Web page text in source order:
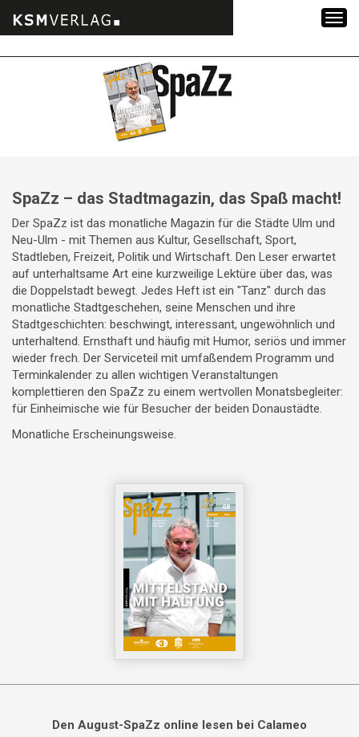
SpaZz – das Stadtmagazin, das Spaß macht!
Der SpaZz ist das monatliche Magazin für die Städte Ulm und
Neu-Ulm - mit Themen aus Kultur, Gesellschaft, Sport,
Stadtleben, Freizeit, Politik und Wirtschaft. Den Leser erwartet
auf unterhaltsame Art eine kurzweilige Lektüre über das, was
die Doppelstadt bewegt. Jedes Heft ist ein "Tanz" durch das
monatliche Stadtgeschehen, seine Menschen und ihre
Stadtgeschichten: beschwingt, interessant, ungewöhnlich und
unterhaltend. Ernsthaft und häufig mit Humor, seriös und immer
wieder frech. Der Serviceteil mit umfaßendem Programm und
Terminkalender zu allen wichtigen Veranstaltungen
komplettieren den SpaZz zu einem wertvollen Monatsbegleiter:
für Einheimische wie für Besucher der beiden Donaustädte.
Monatliche Erscheinungsweise.
Den August-SpaZz online lesen bei Calameo